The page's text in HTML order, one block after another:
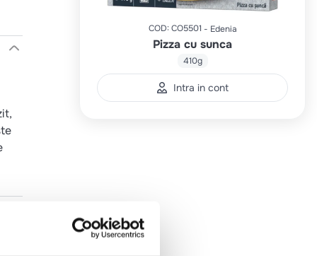
COD: CO5501 Edenia
Pizza cu sunca
410g
Intra in cont